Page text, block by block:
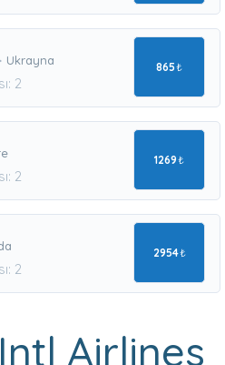
Ukrayna
2
865₺
2
1269₺
2
2954₺
Airlines